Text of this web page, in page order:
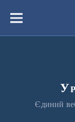
вмістуМеню
Єдиний